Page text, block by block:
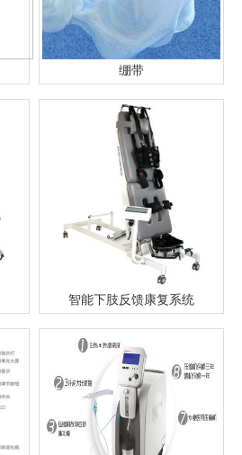
绷带
智能下肢反馈康复系统